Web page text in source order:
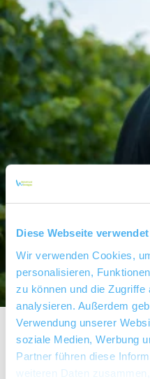
Diese Webseite
Wir verwenden Cookies,
personalisieren,
zu können und die
analysieren. Außerdem
Verwendung unserer
soziale Medien, Werbung
Partner führen diese
weiteren Daten
Weingut Fritzsch